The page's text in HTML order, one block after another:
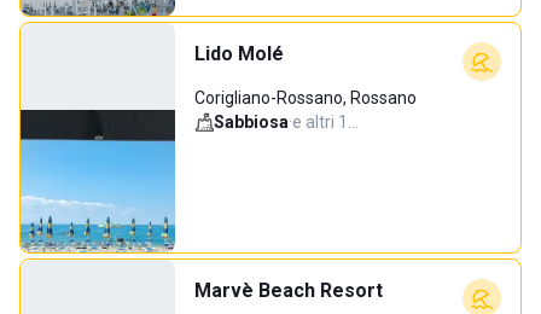
Lido Molé
Corigliano-Rossano, Rossano
Sabbiosa·e altri 1…
Marvè Beach Resort